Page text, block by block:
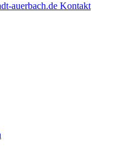
auerbach.de Kontakt